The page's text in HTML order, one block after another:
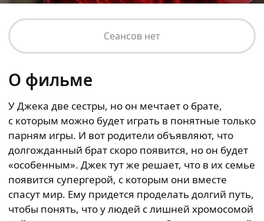
Сеансов нет
О фильме
У Джека две сестры, но он мечтает о брате,
с которым можно будет играть в понятные только
парням игры. И вот родители объявляют, что
долгожданный брат скоро появится, но он будет
«особенным». Джек тут же решает, что в их семье
появится супергерой, с которым они вместе
спасут мир. Ему придется проделать долгий путь,
чтобы понять, что у людей с лишней хромосомой